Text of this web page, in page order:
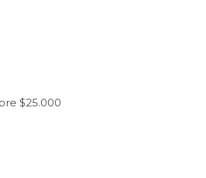
$25.000